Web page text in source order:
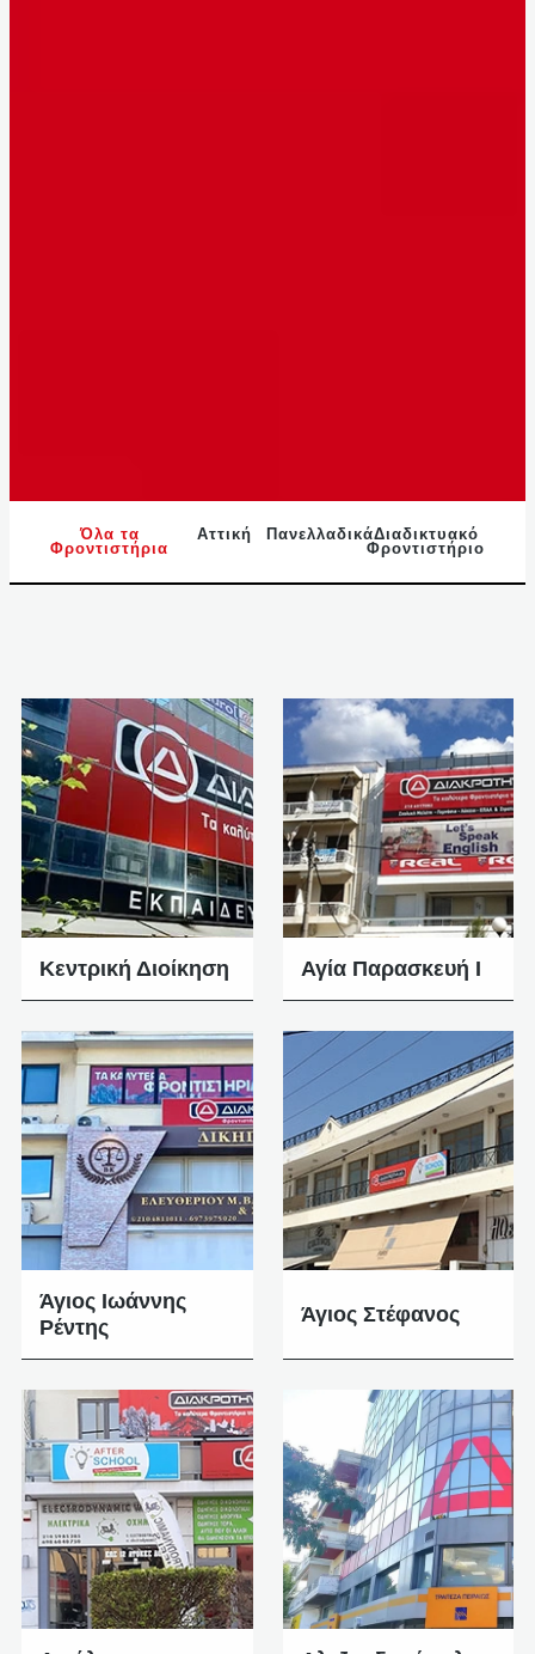
Όλα τα
Φροντιστήρια
Αττική ΠανελλαδικάΔιαδικτυακό
Φροντιστήριο
Κεντρική Διοίκηση Αγία Παρασκευή Ι
Άγιος Ιωάννης
Ρέντης
Άγιος Στέφανος